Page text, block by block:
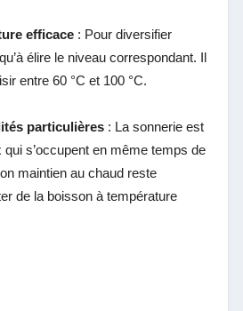
efficace : Pour diversifier
élire le niveau correspondant. Il
entre 60 °C et 100 °C.
particulières : La sonnerie est
s’occupent en même temps de
maintien au chaud reste
de la boisson à température